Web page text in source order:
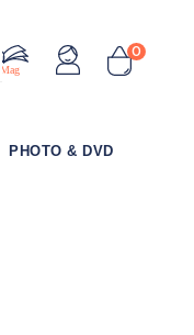
0
Mag
PHOTO & DVD